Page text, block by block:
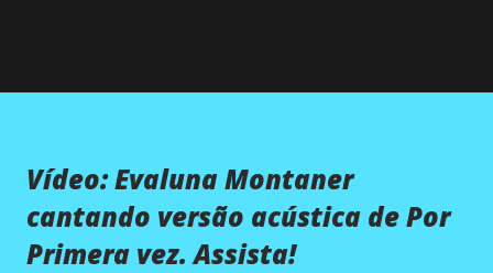
Vídeo: Evaluna Montaner
cantando versão acústica de Por
Primera vez. Assista!